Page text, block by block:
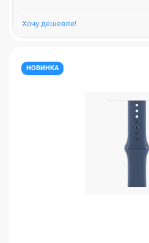
Хочу дешевле!
НОВИНКА